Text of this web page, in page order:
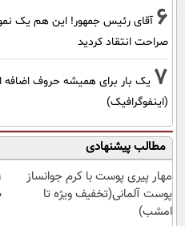
6 آقای رئیس جمهور! این هم یک
صراحت انتقاد کردید
7 یک بار برای همیشه حروف اضافه
(اینفوگرافیک)
مطالب پیشنهادی
مهار پیری پوست با کرم جوانساز
پوست آلمانی(تخفیف ویژه تا
امشب)